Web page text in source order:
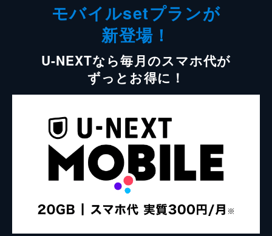
モバイルsetプランが
新登場！
U-NEXTなら毎月のスマホ代が
ずっとお得に！